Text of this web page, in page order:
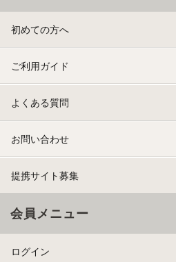
初めての方へ
ご利用ガイド
よくある質問
お問い合わせ
提携サイト募集
会員メニュー
ログイン